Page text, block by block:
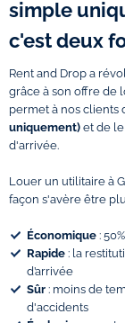
simple
c'est deux
Rent and Drop a
grâce à son offre de
permet à nos clients
uniquement) et de
d'arrivée.
Louer un utilitaire à
façon s'avère être
Économique :
Rapide : la
d’arrivée
Sûr : moins de
d'accidents